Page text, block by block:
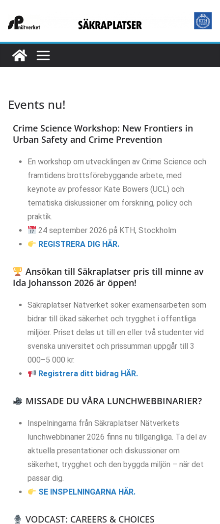
Events nu!
Crime Science Workshop: New Frontiers in
Urban Safety and Crime Prevention
En workshop om utvecklingen av Crime Science och
framtidens brottsförebyggande arbete, med
keynote av professor Kate Bowers (UCL) och
tematiska diskussioner om forskning, policy och
praktik.
24 september 2026 på KTH, Stockholm
REGISTRERA DIG HÄR.
Ansökan till Säkraplatser pris till minne av
Ida Johansson 2026 är öppen!
Säkraplatser Nätverket söker examensarbeten som
bidrar till ökad säkerhet och trygghet i offentliga
miljöer. Priset delas ut till en eller två studenter vid
svenska universitet och prissumman uppgår till 3
000–5 000 kr.
Registrera ditt bidrag HÄR.
MISSADE DU VÅRA LUNCHWEBBINARIER?
Inspelningarna från Säkraplatser Nätverkets
lunchwebbinarier 2026 finns nu tillgängliga. Ta del av
aktuella presentationer och diskussioner om
säkerhet, trygghet och den byggda miljön – när det
passar dig.
SE INSPELNINGARNA HÄR.
VODCAST: CAREERS & CHOICES